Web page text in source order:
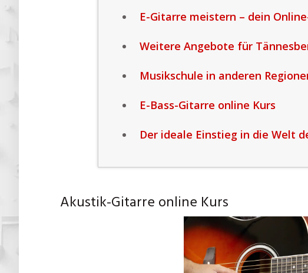
E-Gitarre meistern – dein
Weitere Angebote für
Musikschule in anderen
E-Bass-Gitarre online Kurs
Der ideale Einstieg in die Welt
Akustik-Gitarre online Kurs